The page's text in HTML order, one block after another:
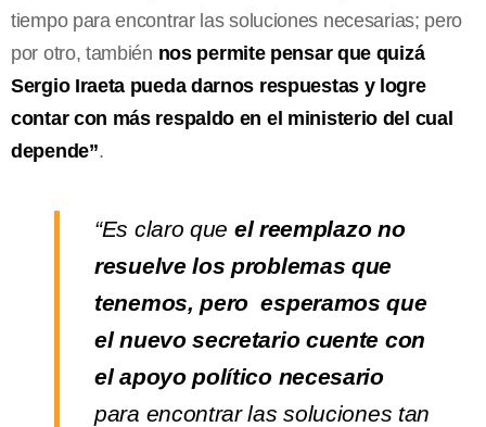
tiempo para encontrar las soluciones necesarias; pero
por otro, también nos permite pensar que quizá
Sergio Iraeta pueda darnos respuestas y logre
contar con más respaldo en el ministerio del cual
depende”.
“Es claro que el reemplazo no
resuelve los problemas que
tenemos, pero esperamos que
el nuevo secretario cuente con
el apoyo político necesario
para encontrar las soluciones tan